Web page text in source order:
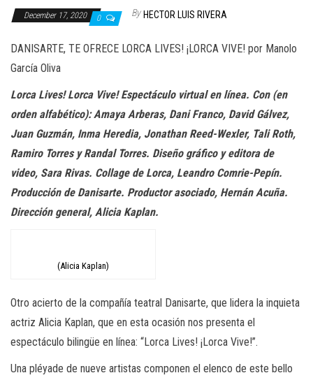
December 17, 2020 0 By HECTOR LUIS RIVERA
DANISARTE, TE OFRECE LORCA LIVES! ¡LORCA VIVE! por Manolo
García Oliva
Lorca Lives! Lorca Vive! Espectáculo virtual en línea. Con (en
orden alfabético): AmayaArberas, Dani Franco, David Gálvez,
Juan Guzmán, Inma Heredia, Jonathan Reed-Wexler, Tali Roth,
Ramiro Torres yRandalTorres. Diseño gráfico y editora de
video, Sara Rivas. Collage de Lorca, Leandro Comrie-Pepín.
Producción de Danisarte. Productor asociado, Hernán Acuña.
Dirección general, Alicia Kaplan.
(Alicia Kaplan)
Otro acierto de la compañía teatral Danisarte, que lidera la inquieta
actriz Alicia Kaplan, que en esta ocasión nos presenta el
espectáculo bilingüe en línea: “Lorca Lives! ¡Lorca Vive!”.
Una pléyade de nueve artistas componen el elenco de este bello